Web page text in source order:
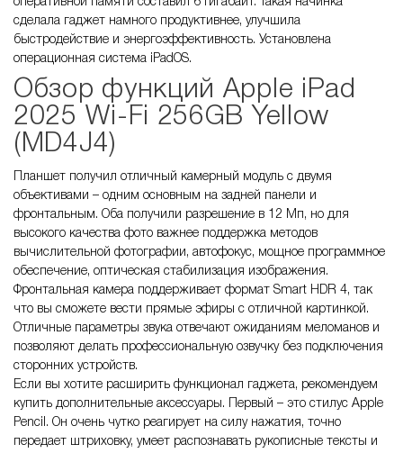
сделала гаджет намного продуктивнее, улучшила
быстродействие и энергоэффективность. Установлена
операционная система iPadOS.
Обзор функций Apple iPad
2025 Wi-Fi 256GB Yellow
(MD4J4)
Планшет получил отличный камерный модуль с двумя
объективами – одним основным на задней панели и
фронтальным. Оба получили разрешение в 12 Мп, но для
высокого качества фото важнее поддержка методов
вычислительной фотографии, автофокус, мощное программное
обеспечение, оптическая стабилизация изображения.
Фронтальная камера поддерживает формат Smart HDR 4, так
что вы сможете вести прямые эфиры с отличной картинкой.
Отличные параметры звука отвечают ожиданиям меломанов и
позволяют делать профессиональную озвучку без подключения
сторонних устройств.
Если вы хотите расширить функционал гаджета, рекомендуем
купить дополнительные аксессуары. Первый – это стилус Apple
Pencil. Он очень чутко реагирует на силу нажатия, точно
передает штриховку, умеет распознавать рукописные тексты и